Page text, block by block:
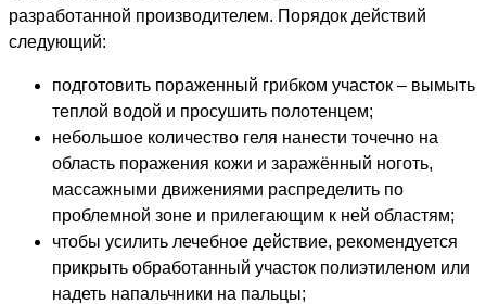
разработанной производителем. Порядок действий
следующий:
подготовить пораженный грибком участок – вымыть
теплой водой и просушить полотенцем;
небольшое количество геля нанести точечно на
область поражения кожи и заражённый ноготь,
массажными движениями распределить по
проблемной зоне и прилегающим к ней областям;
чтобы усилить лечебное действие, рекомендуется
прикрыть обработанный участок полиэтиленом или
надеть напальчники на пальцы;